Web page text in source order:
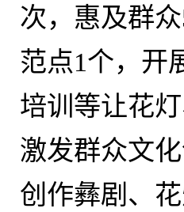
次， 惠及群
范点1个， 开
培训等让花
激发群众文
创作彝剧、